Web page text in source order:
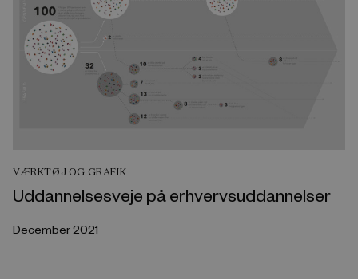
VÆRKTØJ OG GRAFIK
Uddannelsesveje på erhvervsuddannelser
December 2021